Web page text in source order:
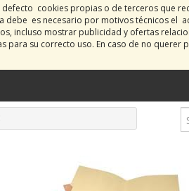
defecto cookies propias o de terceros que
debe es necesario por motivos técnicos el
incluso mostrar publicidad y ofertas
para su correcto uso. En caso de no